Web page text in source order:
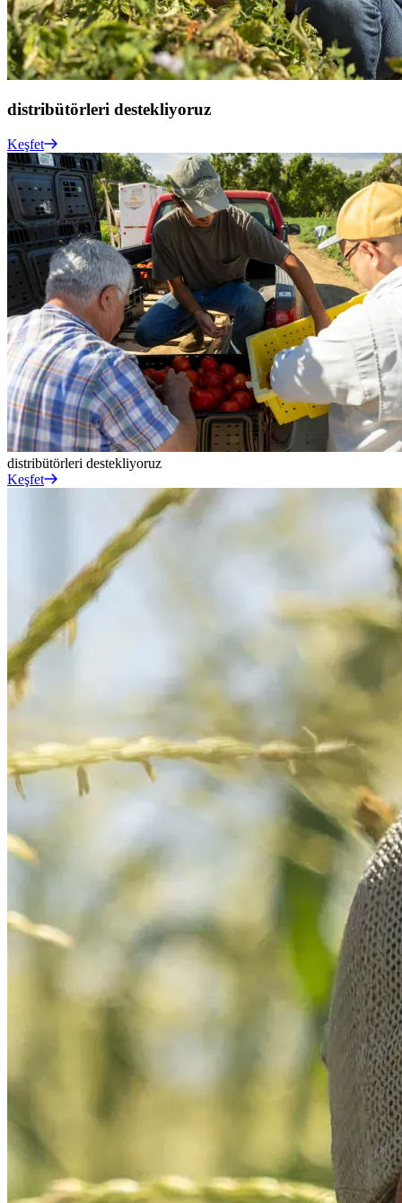
distribütörleri destekliyoruz
Keşfet
distribütörleri destekliyoruz
Keşfet